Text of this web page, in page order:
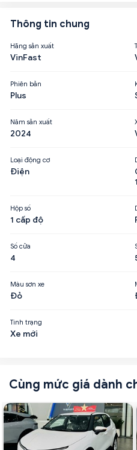
Thông tin chung
Hãng sản xuất
VinFast
Phiên bản
Plus
Năm sản xuất
2024
Loại động cơ
Điện
Hộp số
1 cấp độ
Số cửa
4
Màu sơn xe
Đỏ
Tình trạng
Xe mới
Cùng mức giá dành